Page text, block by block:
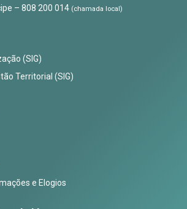
– 808 200 014 (chamada local)
(SIG)
Territorial (SIG)
e Elogios